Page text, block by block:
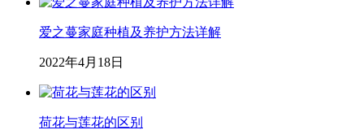
爱之蔓家庭种植及养护方法详解
2022年4月18日
荷花与莲花的区别